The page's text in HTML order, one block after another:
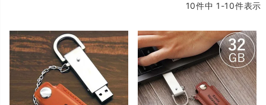
10件中 1 -10件表示